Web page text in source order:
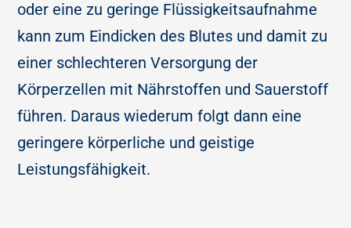
oder eine zu geringe Flüssigkeitsaufnahme
kann zum Eindicken des Blutes und damit zu
einer schlechteren Versorgung der
Körperzellen mit Nährstoffen und Sauerstoff
führen. Daraus wiederum folgt dann eine
geringere körperliche und geistige
Leistungsfähigkeit.